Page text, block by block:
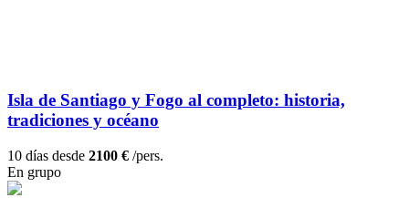
Isla de Santiago y Fogo al completo: historia,
tradiciones y océano
10 días desde 2100 € /pers.
En grupo